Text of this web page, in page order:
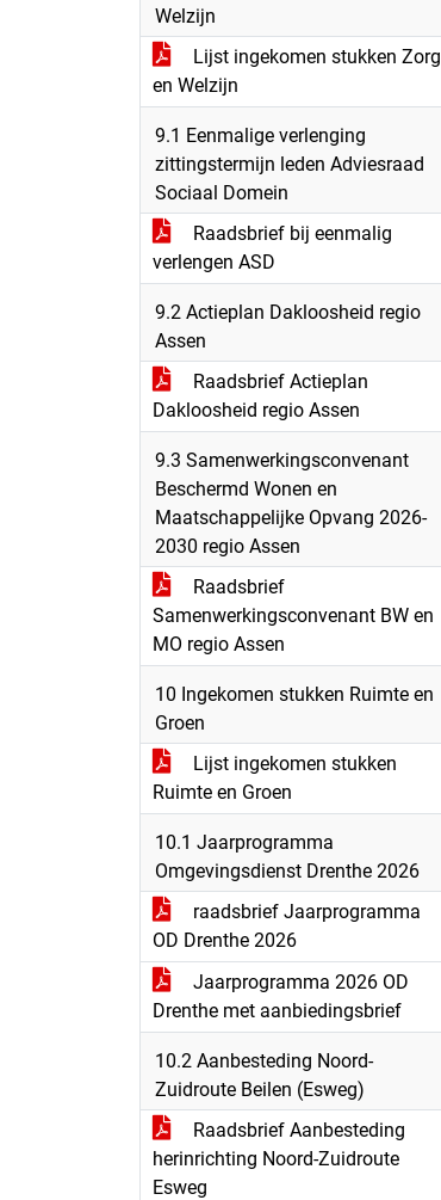
Welzijn
Lijst ingekomen stukken Zorg
en Welzijn
9.1 Eenmalige verlenging
zittingstermijn leden Adviesraad
Sociaal Domein
Raadsbrief bij eenmalig
verlengen ASD
9.2 Actieplan Dakloosheid regio
Assen
Raadsbrief Actieplan
Dakloosheid regio Assen
9.3 Samenwerkingsconvenant
Beschermd Wonen en
Maatschappelijke Opvang 2026-
2030 regio Assen
Raadsbrief
Samenwerkingsconvenant BW en
MO regio Assen
10 Ingekomen stukken Ruimte en
Groen
Lijst ingekomen stukken
Ruimte en Groen
10.1 Jaarprogramma
Omgevingsdienst Drenthe 2026
raadsbrief Jaarprogramma
OD Drenthe 2026
Jaarprogramma 2026 OD
Drenthe met aanbiedingsbrief
10.2 Aanbesteding Noord-
Zuidroute Beilen (Esweg)
Raadsbrief Aanbesteding
herinrichting Noord-Zuidroute
Esweg